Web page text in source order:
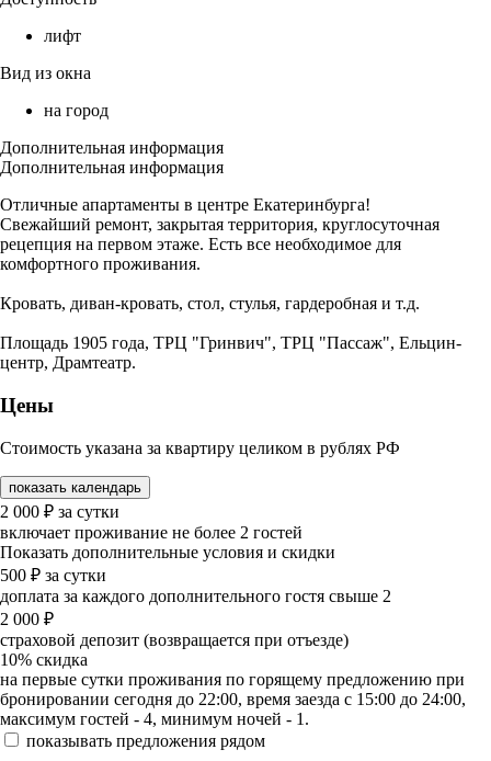
лифт
Вид из окна
на город
Дополнительная информация
Дополнительная информация
Отличные апартаменты в центре Екатеринбурга!
Свежайший ремонт, закрытая территория, круглосуточная
рецепция на первом этаже. Есть все необходимое для
комфортного проживания.
Кровать, диван-кровать, стол, стулья, гардеробная и т.д.
Площадь 1905 года, ТРЦ "Гринвич", ТРЦ "Пассаж", Ельцин-
центр, Драмтеатр.
Цены
Стоимость указана за квартиру целиком в рублях РФ
показать календарь
2 000 ₽ за сутки
включает проживание не более 2 гостей
Показать дополнительные условия и скидки
500 ₽ за сутки
доплата за каждого дополнительного гостя свыше 2
2 000 ₽
страховой депозит (возвращается при отъезде)
10% скидка
на первые сутки проживания по горящему предложению при
бронировании сегодня до 22:00, время заезда с 15:00 до 24:00,
максимум гостей - 4, минимум ночей - 1.
показывать предложения рядом